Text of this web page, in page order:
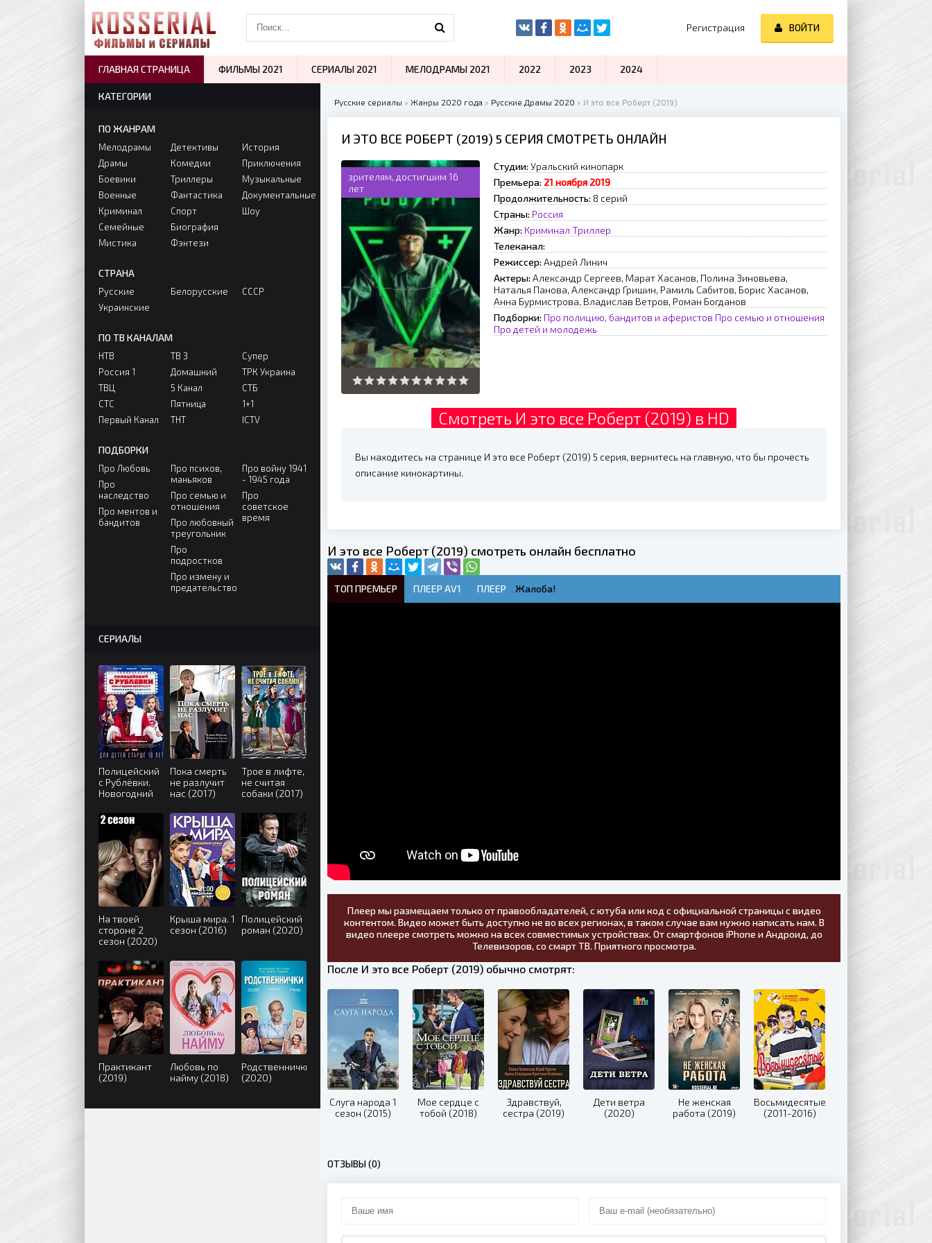
Русские сериалы » Жанры 2020 года » Русские Драмы 2020 » И это все Роберт (2019)
И ЭТО ВСЕ РОБЕРТ (2019) 5 СЕРИЯ СМОТРЕТЬ ОНЛАЙН
зрителям, достигшим 16
лет
Студии: Уральский кинопарк
Премьера: 21 ноября 2019
Продолжительность: 8 серий
Страны: Россия
Жанр: Криминал Триллер
Телеканал:
Режиссер: Андрей Линич
Актеры: Александр Сергеев, Марат Хасанов, Полина Зиновьева,
Наталья Панова, Александр Гришин, Рамиль Сабитов, Борис Хасанов,
Анна Бурмистрова, Владислав Ветров, Роман Богданов
Подборки: Про полицию, бандитов и аферистов Про семью и отношения
Про детей и молодежь
Смотреть И это все Роберт (2019) в HD
Вы находитесь на странице И это все Роберт (2019) 5 серия, вернитесь на главную, что бы прочесть
описание кинокартины.
И это все Роберт (2019) смотреть онлайн бесплатно
ТОП ПРЕМЬЕР ПЛЕЕР AV1 ПЛЕЕР Жалоба!
Плеер мы размещаем только от правообладателей, с ютуба или код с официальной страницы с видео
контентом. Видео может быть доступно не во всех регионах, в таком случае вам нужно написать нам. В
видео плеере смотреть можно на всех совместимых устройствах. От смартфонов iPhone и Андроид, до
Телевизоров, со смарт ТВ. Приятного просмотра.
После И это все Роберт (2019) обычно смотрят:
Слуга народа 1
сезон (2015)
Мое сердце с
тобой (2018)
Здравствуй,
сестра (2019)
Дети ветра
(2020)
Не женская
работа (2019)
Восьмидесятые
(2011-2016)
ОТЗЫВЫ (0)
КАТЕГОРИИ
ПО ЖАНРАМ
Мелодрамы
Драмы
Боевики
Военные
Криминал
Семейные
Мистика
Детективы
Комедии
Триллеры
Фантастика
Спорт
Биография
Фэнтези
История
Приключения
Музыкальные
Документальные
Шоу
СТРАНА
Русские
Украинские
Белорусские СССР
ПО ТВ КАНАЛАМ
НТВ
Россия 1
ТВЦ
СТС
Первый Канал
ТВ 3
Домашний
5 Канал
Пятница
ТНТ
Супер
ТРК Украина
СТБ
1+1
ICTV
ПОДБОРКИ
Про Любовь
Про
наследство
Про ментов и
бандитов
Про психов,
маньяков
Про семью и
отношения
Про любовный
треугольник
Про
подростков
Про измену и
предательство
Про войну 1941
- 1945 года
Про
советское
время
СЕРИАЛЫ
Полицейский
с Рублёвки.
Новогодний
(2018)
Пока смерть
не разлучит
нас (2017)
Трое в лифте,
не считая
собаки (2017)
На твоей
стороне 2
сезон (2020)
Крыша мира. 1
сезон (2016)
Полицейский
роман (2020)
Практикант
(2019)
Любовь по
найму (2018)
Родственнички
(2020)
Регистрация ВОЙТИ
ГЛАВНАЯ СТРАНИЦА ФИЛЬМЫ 2021 СЕРИАЛЫ 2021 МЕЛОДРАМЫ 2021 2022 2023 2024